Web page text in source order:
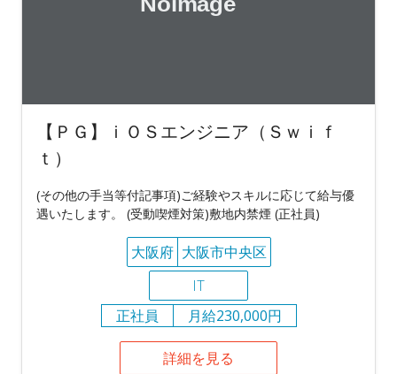
【ＰＧ】ｉＯＳエンジニア（Ｓｗｉｆ
ｔ）
(その他の手当等付記事項)ご経験やスキルに応じて給与優
遇いたします。 (受動喫煙対策)敷地内禁煙 (正社員)
大阪府 大阪市中央区
IT
正社員
月給230,000円
詳細を見る